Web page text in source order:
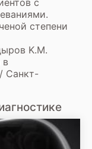
степени
K.M.
в
Санкт-